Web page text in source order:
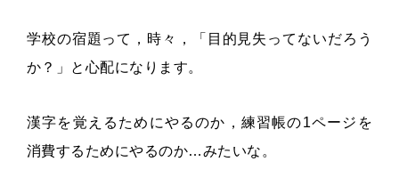
学校の宿題って，時々，「目的見失ってないだろう
か？」と心配になります。
漢字を覚えるためにやるのか，練習帳の1ページを
消費するためにやるのか…みたいな。